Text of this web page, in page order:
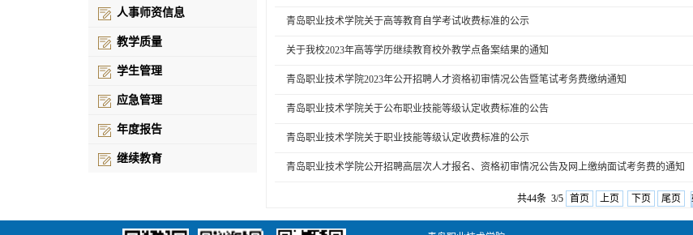
人事师资信息
教学质量
学生管理
应急管理
年度报告
继续教育
青岛职业技术学院关于高等教育自学考试收费标准的公示
关于我校2023年高等学历继续教育校外教学点备案结果的通知
青岛职业技术学院2023年公开招聘人才资格初审情况公告暨笔试考务费缴纳通知
青岛职业技术学院关于公布职业技能等级认定收费标准的公告
青岛职业技术学院关于职业技能等级认定收费标准的公示
青岛职业技术学院公开招聘高层次人才报名、资格初审情况公告及网上缴纳面试考务费的通知
共44条 3/5 首页 上页 下页 尾页